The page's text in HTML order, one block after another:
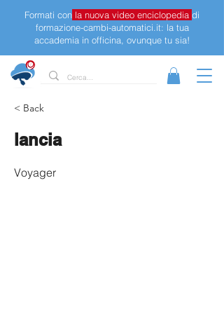
Formati con la nuova video enciclopedia di
formazione-cambi-automatici.it: la tua
accademia in officina, ovunque tu sia!
< Back
lancia
Voyager